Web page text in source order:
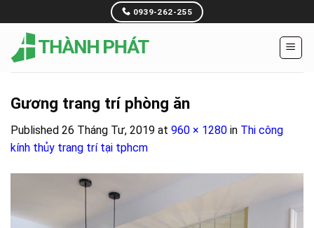
to
content
0939-262-255
Gương trang trí phòng ăn
Published 26 Tháng Tư, 2019 at 960 × 1280 in Thi công
kính thủy trang trí tại tphcm